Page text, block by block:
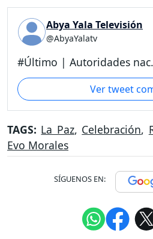
Abya Yala Televisión
@AbyaYalatv
#Último | Autoridades
Ver tweet
TAGS: La Paz, Celebración,
Evo Morales
SÍGUENOS EN: